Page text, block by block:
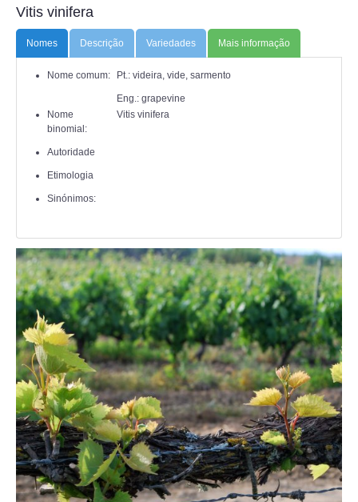
PROCESSOS
VISITAS
ACERCA DE
Vitis vinifera
Nomes Descrição Variedades Mais informação
Nome comum: Pt.: videira, vide, sarmento
Eng.: grapevine
Nome
binomial:
Vitis vinifera
Autoridade
Etimologia
Sinónimos: